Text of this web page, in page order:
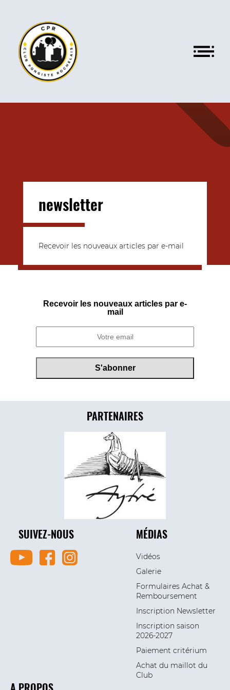
newsletter
Recevoir les nouveaux articles par e-mail
Recevoir les nouveaux articles par e-
mail
PARTENAIRES
SUIVEZ-NOUS MÉDIAS
Vidéos
Galerie
Formulaires Achat &
Remboursement
Inscription Newsletter
Inscription saison
2026-2027
Paiement critérium
Achat du maillot du
Club